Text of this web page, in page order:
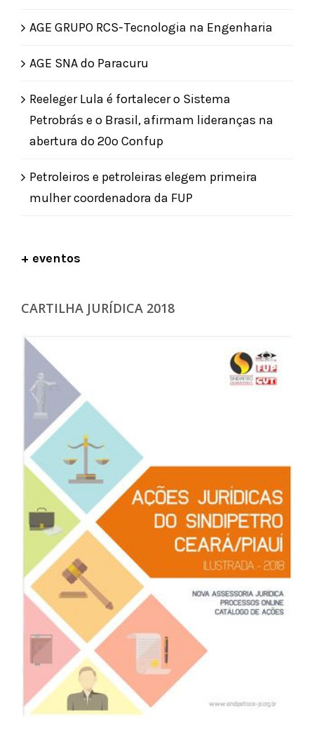
AGE GRUPO RCS-Tecnologia na Engenharia
AGE SNA do Paracuru
Reeleger Lula é fortalecer o Sistema
Petrobrás e o Brasil, afirmam lideranças na
abertura do 20º Confup
Petroleiros e petroleiras elegem primeira
mulher coordenadora da FUP
+ eventos
CARTILHA JURÍDICA 2018